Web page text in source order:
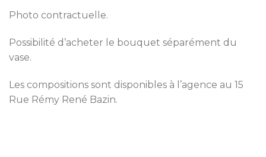
Photo contractuelle.
Possibilité d’acheter le bouquet séparément du
vase.
Les compositions sont disponibles à l’agence au 15
Rue Rémy René Bazin.